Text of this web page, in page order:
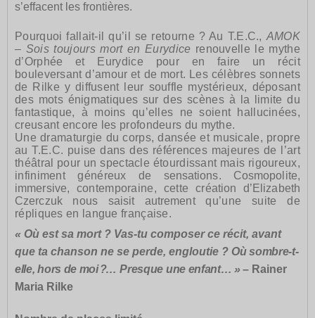
s’effacent les frontières.
Pourquoi fallait-il qu’il se retourne ? Au T.E.C., AMOK
– Sois toujours mort en Eurydice renouvelle le mythe
d’Orphée et Eurydice pour en faire un récit
bouleversant d’amour et de mort. Les célèbres sonnets
de Rilke y diffusent leur souffle mystérieux, déposant
des mots énigmatiques sur des scènes à la limite du
fantastique, à moins qu’elles ne soient hallucinées,
creusant encore les profondeurs du mythe.
Une dramaturgie du corps, dansée et musicale, propre
au T.E.C. puise dans des références majeures de l’art
théâtral pour un spectacle étourdissant mais rigoureux,
infiniment généreuxde sensations. Cosmopolite,
immersive, contemporaine, cettecréation d’Elizabeth
Czerczuk nous saisit autrementqu’une suite de
répliques en langue française.
« Où est sa mort ? Vas-tu composer ce récit, avant
que ta chanson ne se perde, engloutie ? Où sombre-t-
elle, hors de moi?…Presque une enfant… »– Rainer
Maria Rilke